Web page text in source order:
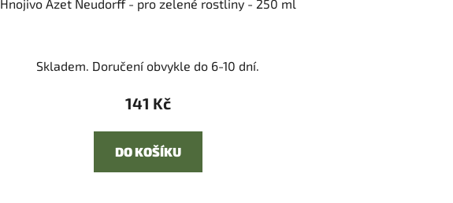
Hnojivo Azet Neudorff - pro zelené rostliny - 250 ml
Skladem. Doručení obvykle do 6-10 dní.
141 Kč
DO KOŠÍKU